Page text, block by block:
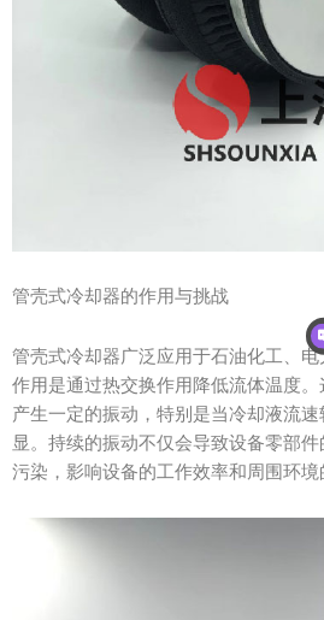
管壳式冷却器的作用与挑战
管壳式冷却器广泛应用于石油化工、
作用是通过热交换作用降低流体温度
产生一定的振动，特别是当冷却液流速
显。持续的振动不仅会导致设备零部
污染，影响设备的工作效率和周围环境